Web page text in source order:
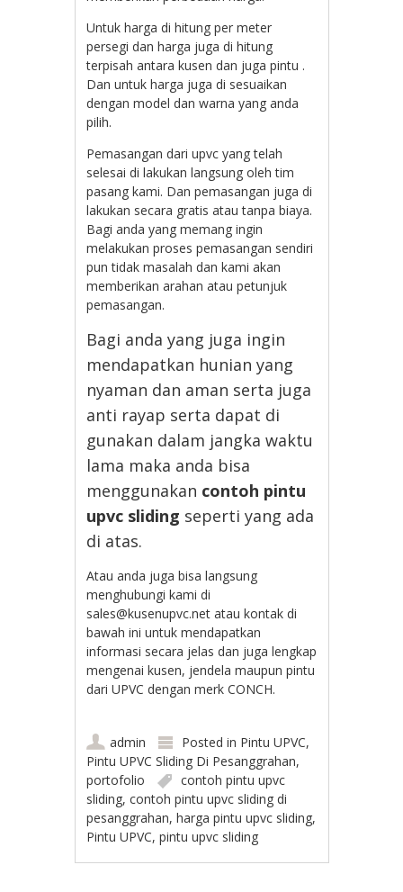
Untuk harga di hitung per meter
persegi dan harga juga di hitung
terpisah antara kusen dan juga pintu .
Dan untuk harga juga di sesuaikan
dengan model dan warna yang anda
pilih.
Pemasangan dari upvc yang telah
selesai di lakukan langsung oleh tim
pasang kami. Dan pemasangan juga di
lakukan secara gratis atau tanpa biaya.
Bagi anda yang memang ingin
melakukan proses pemasangan sendiri
pun tidak masalah dan kami akan
memberikan arahan atau petunjuk
pemasangan.
Bagi anda yang juga ingin
mendapatkan hunian yang
nyaman dan aman serta juga
anti rayap serta dapat di
gunakan dalam jangka waktu
lama maka anda bisa
menggunakan contoh pintu
upvc sliding seperti yang ada
di atas.
Atau anda juga bisa langsung
menghubungi kami di
sales@kusenupvc.net atau kontak di
bawah ini untuk mendapatkan
informasi secara jelas dan juga lengkap
mengenai kusen, jendela maupun pintu
dari UPVC dengan merk CONCH.
admin Posted in Pintu UPVC,
Pintu UPVC Sliding Di Pesanggrahan,
portofolio
contoh pintu upvc
sliding,contoh pintu upvc sliding di
pesanggrahan,harga pintu upvc sliding,
Pintu UPVC,pintu upvc sliding